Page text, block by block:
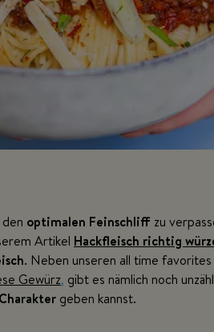
optimalen Feinschliff zu
Artikel Hackfleisch richtig
. Neben unseren all time favorites
Gewürz, gibt es nämlich noch
geben kannst.